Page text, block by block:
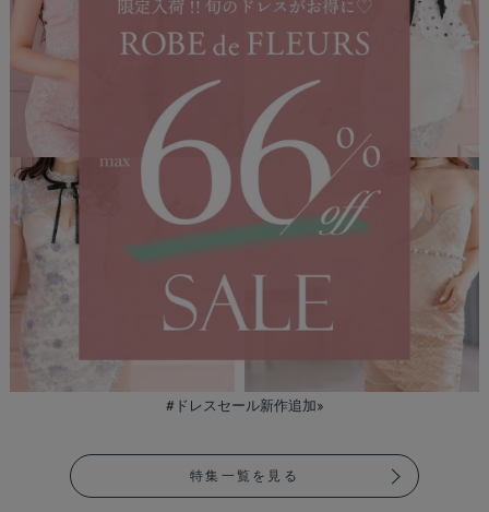
#ドレスセール新作追加»
特集一覧を見る